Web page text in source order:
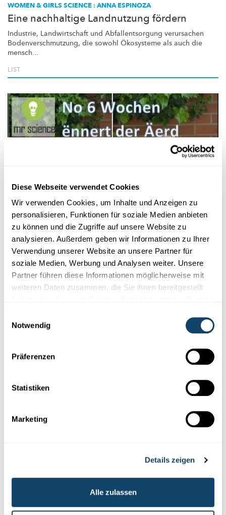
Diese Webseite verwendet Cookies
Wir verwenden Cookies, um Inhalte und Anzeigen zu
personalisieren, Funktionen für soziale Medien anbieten
zu können und die Zugriffe auf unsere Website zu
analysieren. Außerdem geben wir Informationen zu Ihrer
Verwendung unserer Website an unsere Partner für
soziale Medien, Werbung und Analysen weiter. Unsere
Partner führen diese Informationen möglicherweise mit
weiteren Daten zusammen, die Sie ihnen bereitgestellt
Notwendig
Präferenzen
Statistiken
Marketing
Details zeigen
Alle zulassen
WOMEN & GIRLS SCIENCE : ANNA ESPINOZA
Eine nachhaltige Landnutzung fördern
Industrie, Landwirtschaft und Abfallentsorgung verursachen
Bodenverschmutzung, die sowohl Ökosysteme als auch die
mensch...
LIST
Mr Science
MR SCIENCE
Wéi kënnen Buedemdéieren eis am Kampf
géint de Klimawandel ënnerstëtzen?
Mikroorganismen, wéi Bakterien a Pilzer, am Buedem zersetzen
dem Mr Science säi Kalzong bannent 6 Wochen quasi komplett
...
DRECK A KRANKHEET BEI KLENGE KANNER
stiechen se sech dobäi och e bësse Sand an de Mond oder